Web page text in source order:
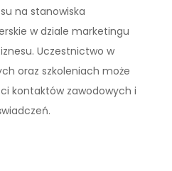
na stanowiska
w dziale marketingu
Uczestnictwo w
oraz szkoleniach może
kontaktów zawodowych i